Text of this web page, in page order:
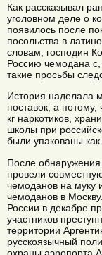
Как рассказывал
уголовном деле о
появилось после
посольства в
словам, господин
Россию чемодана
такие просьбы
История наделала
поставок, а
кг наркотиков,
школы при
были упакованы
После обнаружения
провели
чемоданов на муку
чемоданов в
России в декабре
участников
территории
русскоязычный
охраны аэропорта